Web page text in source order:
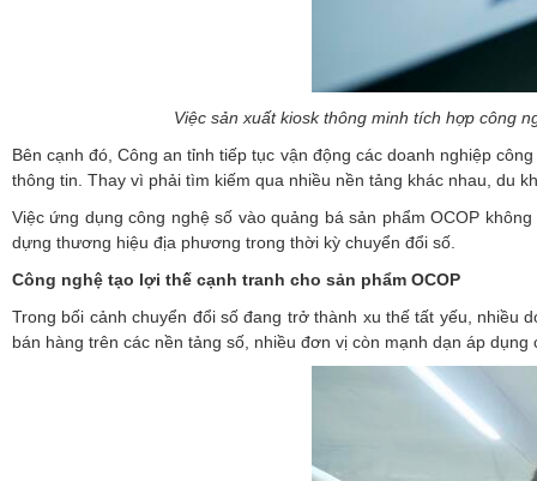
Việc sản xuất kiosk thông minh tích hợp công
Bên cạnh đó, Công an tỉnh tiếp tục vận động các doanh nghiệp
thông tin. Thay vì phải tìm kiếm qua nhiều nền tảng khác nhau, du
Việc ứng dụng công nghệ số vào quảng bá sản phẩm OCOP
dựng thương hiệu địa phương trong thời kỳ chuyển đổi số.
Công nghệ tạo lợi thế cạnh tranh cho sản phẩm OCOP
Trong bối cảnh chuyển đổi số đang trở thành xu thế tất yếu, nhiều
bán hàng trên các nền tảng số, nhiều đơn vị còn mạnh dạn áp